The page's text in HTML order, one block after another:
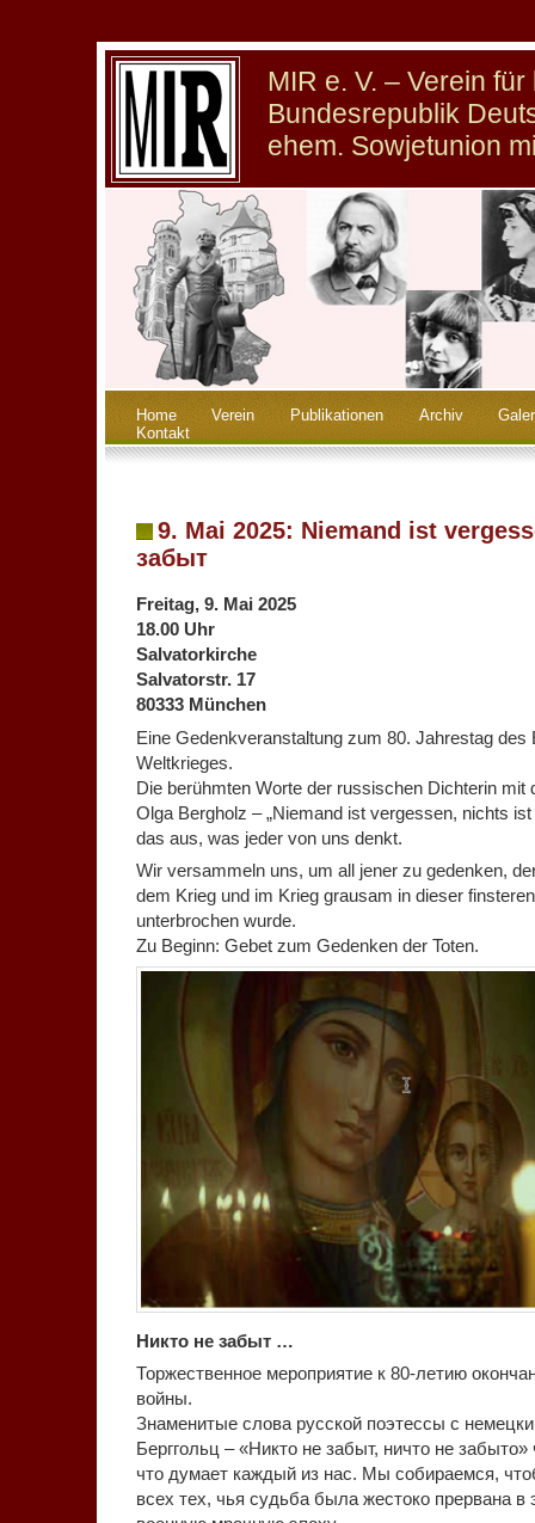
MIR e. V. – Verein
Bundesrepublik
ehem. Sowjetunion
Home Verein Publikationen Archiv
Kontakt
9. Mai 2025: Niemand ist
забыт
Freitag, 9. Mai 2025
18.00 Uhr
Salvatorkirche
Salvatorstr. 17
80333 München
Eine Gedenkveranstaltung zum 80. Jahrestag des
Weltkrieges.
Die berühmten Worte der russischen Dichterin mit
Olga Bergholz – „Niemand ist vergessen, nichts
das aus, was jeder von uns denkt.
Wir versammeln uns, um all jener zu gedenken,
dem Krieg und im Krieg grausam in dieser
unterbrochen wurde.
Zu Beginn: Gebet zum Gedenken der Toten.
Никто не забыт …
Торжественное мероприятие к 80-летию
войны.
Знаменитые слова русской поэтессы с
Берггольц – «Никто не забыт, ничто не
что думает каждый из нас. Мы собираемся,
всех тех, чья судьба была жестоко прервана в